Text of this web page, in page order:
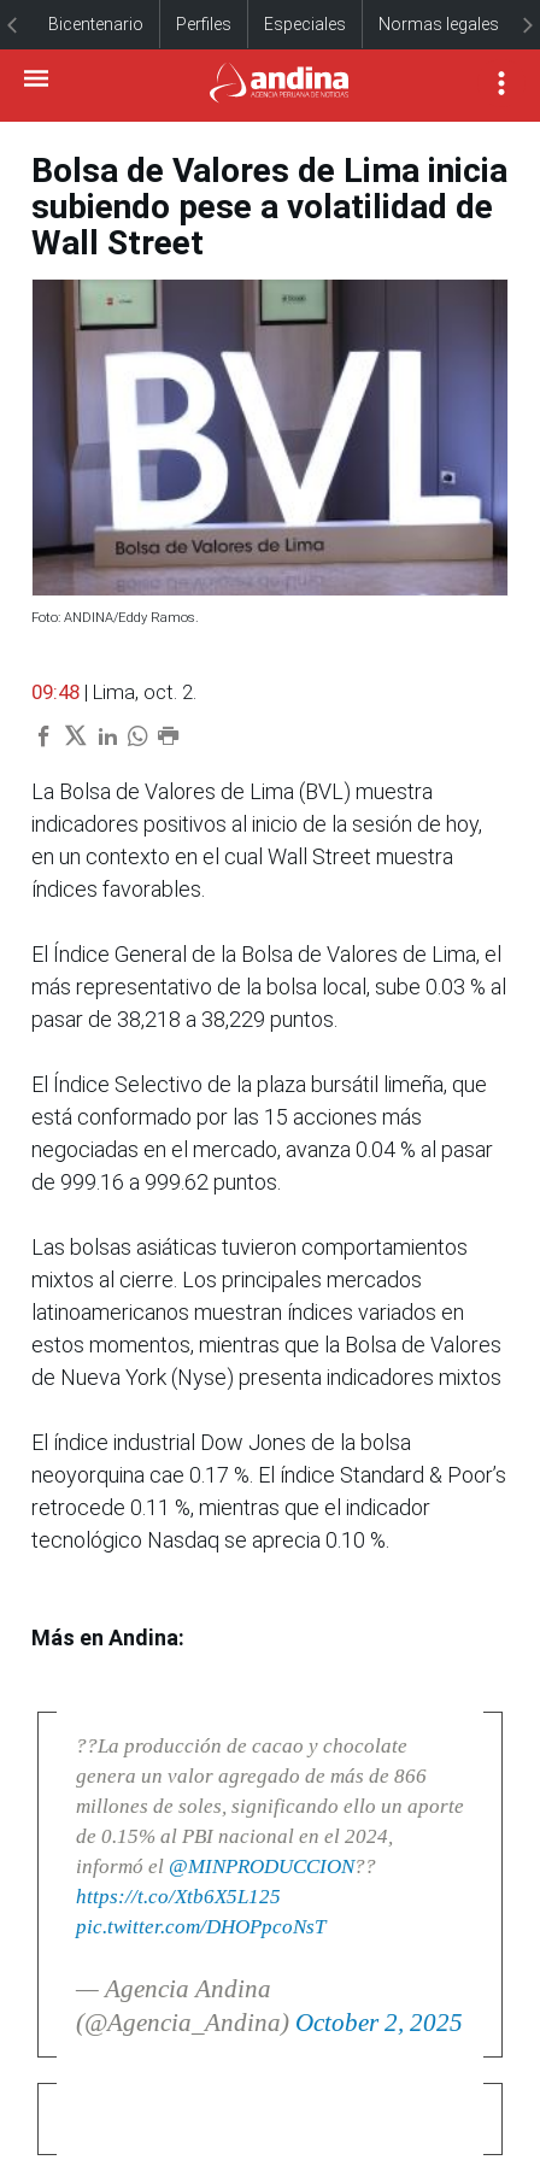
Bicentenario Perfiles Especiales Normas legales
Bolsa de Valores de Lima inicia
subiendo pese a volatilidad de
Wall Street
Foto: ANDINA/Eddy Ramos.
09:48 | Lima, oct. 2.
La Bolsa de Valores de Lima (BVL) muestra
indicadores positivos al inicio de la sesión de hoy,
en un contexto en el cual Wall Street muestra
índices favorables.
El Índice General de la Bolsa de Valores de Lima, el
más representativo de la bolsa local, sube 0.03 % al
pasar de 38,218 a 38,229 puntos.
El Índice Selectivo de la plaza bursátil limeña, que
está conformado por las 15 acciones más
negociadas en el mercado, avanza 0.04 % al pasar
de 999.16 a 999.62 puntos.
Las bolsas asiáticas tuvieron comportamientos
mixtos al cierre. Los principales mercados
latinoamericanos muestran índices variados en
estos momentos, mientras que la Bolsa de Valores
de Nueva York (Nyse) presenta indicadores mixtos
El índice industrial Dow Jones de la bolsa
neoyorquina cae 0.17 %. El índice Standard & Poor’s
retrocede 0.11 %, mientras que el indicador
tecnológico Nasdaq se aprecia 0.10 %.
Más en Andina:
??La producción de cacao y chocolate
genera un valor agregado de más de 866
millones de soles, significando ello un aporte
de 0.15% al PBI nacional en el 2024,
informó el @MINPRODUCCION??
https://t.co/Xtb6X5L125
pic.twitter.com/DHOPpcoNsT
— Agencia Andina
(@Agencia_Andina) October 2, 2025